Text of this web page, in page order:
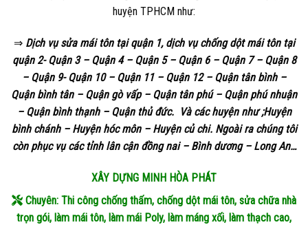
huyện TPHCM như:
⇒Dịch vụ sửa mái tôn tại quận 1, dịch vụ chống dột mái tôn tại
quận 2- Quận 3 – Quận 4 – Quận 5 – Quận 6 – Quận 7 – Quận 8
– Quận 9- Quận 10 – Quận 11 – Quận 12 – Quận tân bình –
Quận bình tân – Quận gò vấp – Quận tân phú – Quận phú nhuận
– Quận bình thạnh – Quận thủ đức. Và các huyện như ;Huyện
bình chánh – Huyện hóc môn – Huyện củ chi. Ngoài ra chúng tôi
còn phục vụ các tỉnh lân cận đồng nai – Bình dương – Long An…
XÂY DỰNG MINH HÒA PHÁT
Chuyên: Thi công chống thấm, chống dột mái tôn, sửa chữa nhà
trọn gói, làm mái tôn, làm mái Poly, làm máng xối, làm thạch cao,